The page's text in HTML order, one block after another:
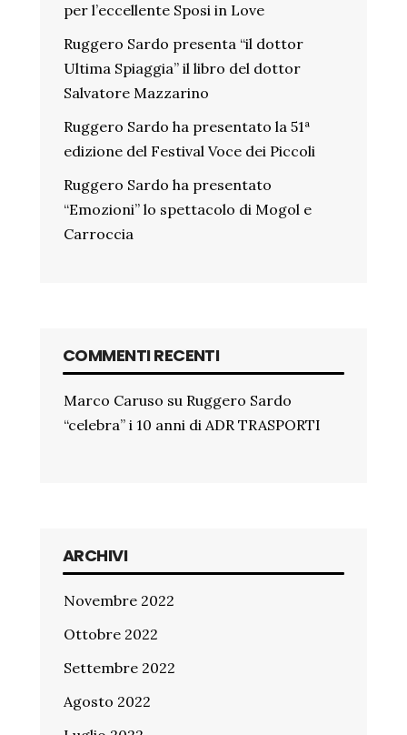
per l’eccellente Sposi in Love
Ruggero Sardo presenta “il dottor
Ultima Spiaggia” il libro del dottor
Salvatore Mazzarino
Ruggero Sardo ha presentato la 51ª
edizione del Festival Voce dei Piccoli
Ruggero Sardo ha presentato
“Emozioni” lo spettacolo di Mogol e
Carroccia
COMMENTI RECENTI
Marco Caruso su Ruggero Sardo
“celebra” i 10 anni di ADR TRASPORTI
ARCHIVI
Novembre 2022
Ottobre 2022
Settembre 2022
Agosto 2022